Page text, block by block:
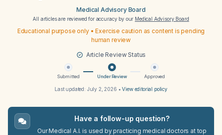
Medical Advisory Board
All articles are reviewed for accuracy by our Medical Advisory Board
Educational purpose only • Exercise caution as content is pending
human review
Article Review Status
Submitted Under Review Approved
Last updated: July 2, 2026 •View editorial policy
Have a follow-up question?
Our Medical A.I. is used by practicing medical doctors at top